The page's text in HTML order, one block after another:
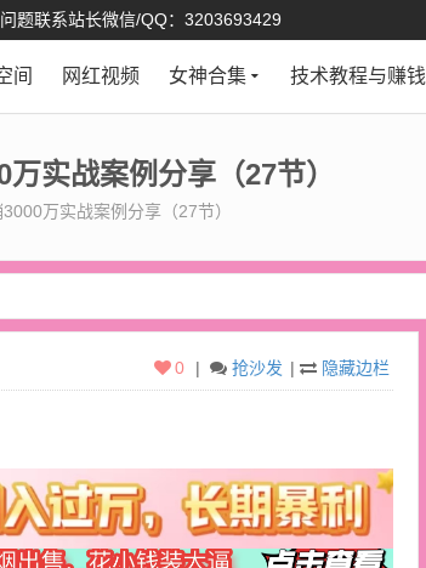
问题联系站长微信/QQ：3203693429
间 网红视频 女神合集 技术教程与赚钱
实战案例分享（27节）
万实战案例分享（27节）
| 隐藏边栏
| 抢沙发
0